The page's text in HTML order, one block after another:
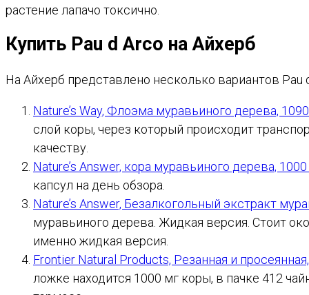
растение лапачо токсично.
Купить Pau d Arco на Айхерб
На Айхерб представлено несколько вариантов
Nature’s Way, Флоэма муравьиного дерева,
слой коры, через который происходит
качеству.
Nature’s Answer, кора муравьиного дерева,
капсул на день обзора.
Nature’s Answer, Безалкогольный экстракт
муравьиного дерева. Жидкая версия. Стоит
именно жидкая версия.
Frontier Natural Products, Резанная и
ложке находится 1000 мг коры, в пачке 412